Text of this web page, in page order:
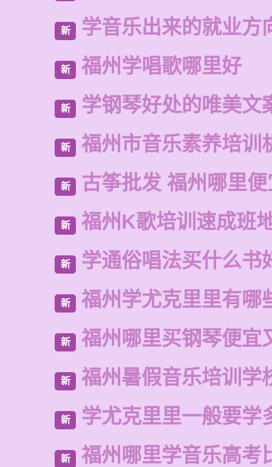
新 学音乐出来的就业方
新 福州学唱歌哪里好
新 学钢琴好处的唯美文
新 福州市音乐素养培训
新 古筝批发 福州哪里
新 福州K歌培训速成班
新 学通俗唱法买什么书
新 福州学尤克里里有哪
新 福州哪里买钢琴便宜
新 福州暑假音乐培训学
新 学尤克里里一般要学
新 福州哪里学音乐高考